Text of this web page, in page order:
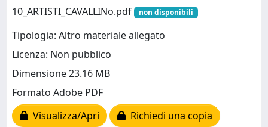
10_ARTISTI_CAVALLINo.pdf
non disponibili
Tipologia: Altro materiale allegato
Licenza: Non pubblico
Dimensione 23.16 MB
Formato Adobe PDF
Visualizza/Apri
Richiedi una copia